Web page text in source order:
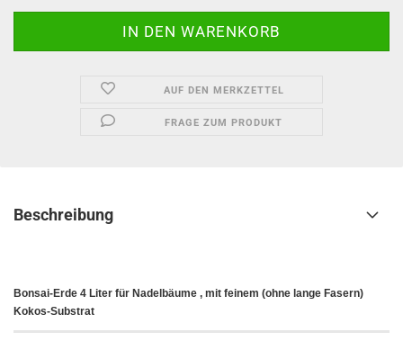
AUF DEN MERKZETTEL
FRAGE ZUM PRODUKT
Beschreibung
Bonsai-Erde 4 Liter für Nadelbäume , mit feinem (ohne lange Fasern)
Kokos-Substrat